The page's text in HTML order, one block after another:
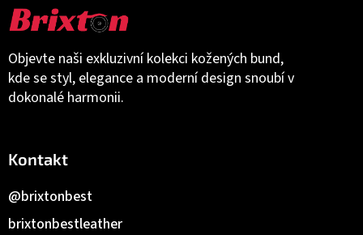
Objevte naši exkluzivní kolekci kožených bund,
kde se styl, elegance a moderní design snoubí v
dokonalé harmonii.
Kontakt
brixtonbestleather
@brixtonbest